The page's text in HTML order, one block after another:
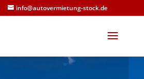
info@autovermietung-stock.de